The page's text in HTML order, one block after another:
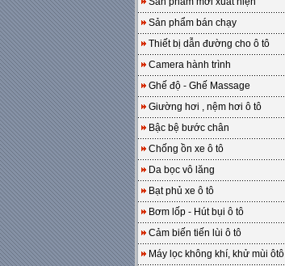
Sản phẩm bán chạy
Thiết bị dẫn đường cho ô tô
Camera hành trình
Ghế độ - Ghế Massage
Giường hơi , nệm hơi ô tô
Bậc bệ bước chân
Chống ồn xe ô tô
Da bọc vô lăng
Bạt phủ xe ô tô
Bơm lốp - Hút bụi ô tô
Cảm biến tiến lùi ô tô
Máy lọc không khí, khử mùi ôtô